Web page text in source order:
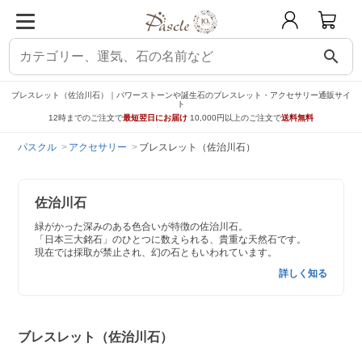
search
ブレスレット（佐治川石）｜パワーストーンや誕生石のブレスレット・アクセサリー通販サイ
ト
12時までのご注文で最短翌日にお届け 10,000円以上のご注文で送料無料
パスクル アクセサリー ブレスレット（佐治川石）
佐治川石
緑がかった深みのある色合いが特徴の佐治川石。
「日本三大銘石」のひとつに数えられる、貴重な天然石です。
現在では採取が禁止され、幻の石ともいわれています。
詳しく知る
ブレスレット（佐治川石）